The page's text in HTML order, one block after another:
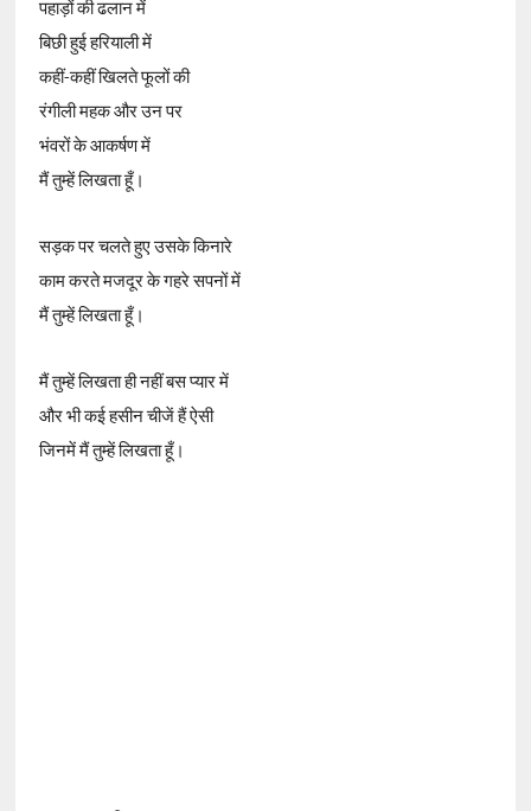
पहाड़ों की ढलान में
बिछी हुई हरियाली में
कहीं-कहीं खिलते फूलों की
रंगीली महक और उन पर
भंवरों के आकर्षण में
मैं तुम्हें लिखता हूँ।
सड़क पर चलते हुए उसके किनारे
काम करते मजदूर के गहरे सपनों में
मैं तुम्हें लिखता हूँ।
मैं तुम्हें लिखता ही नहीं बस प्यार में
और भी कई हसीन चीजें हैं ऐसी
जिनमें मैं तुम्हें लिखता हूँ।